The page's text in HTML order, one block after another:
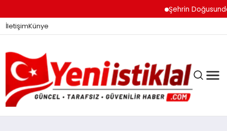
Şehrin
İletişimKünye